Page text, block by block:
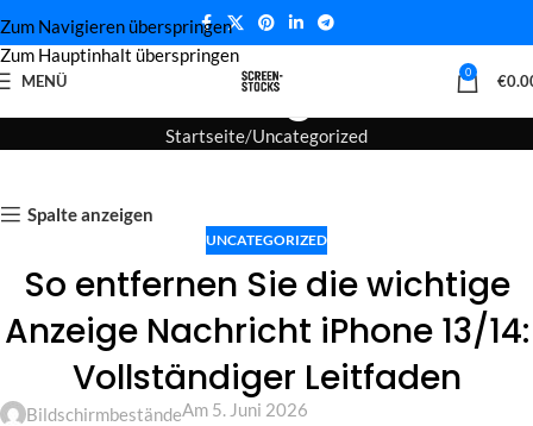
Zum Navigieren überspringen
Zum Hauptinhalt überspringen
MENÜ 0 €
Blog
Startseite Uncategorized
Spalte anzeigen
UNCATEGORIZED
So entfernen Sie die wichtige
Anzeige Nachricht iPhone 13/14:
Vollständiger Leitfaden
BildschirmbeständeAm 5. Juni 2026